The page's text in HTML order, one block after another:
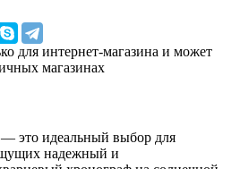
для интернет-магазина и может
магазинах
это идеальный выбор для
надежный и